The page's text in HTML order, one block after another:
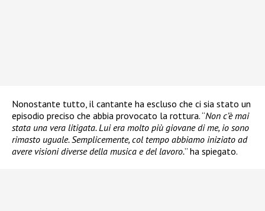
Nonostante tutto, il cantante ha escluso che ci sia stato un
episodio preciso che abbia provocato la rottura. “Non c’è mai
stata una vera litigata. Lui era molto più giovane di me, io sono
rimasto uguale. Semplicemente, col tempo abbiamo iniziato ad
avere visioni diverse della musica e del lavoro.” ha spiegato.